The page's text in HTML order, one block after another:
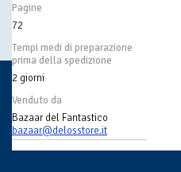
Pagine
72
Tempi medi di preparazione
prima della spedizione
2 giorni
Venduto da
Bazaar del Fantastico
bazaar@delosstore.it